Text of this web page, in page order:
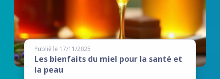
Publié le 17/11/2025
Les bienfaits du miel pour la santé et
la peau